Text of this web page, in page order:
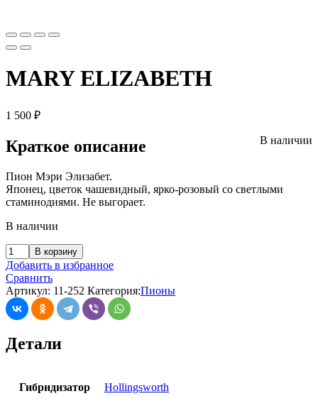
MARY ELIZABETH
1 500 ₽
В наличии
Краткое описание
Пион Мэри Элизабет.
Японец, цветок чашевидный, ярко-розовый со светлыми
стаминодиями. Не выгорает.
В наличии
В корзину
Добавить в избранное
Сравнить
Артикул: 11-252 Категория:Пионы
Детали
Гибридизатор Hollingsworth